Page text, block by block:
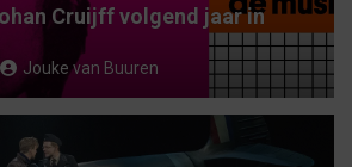
Cruijff volgend jaar in
Jouke van Buuren